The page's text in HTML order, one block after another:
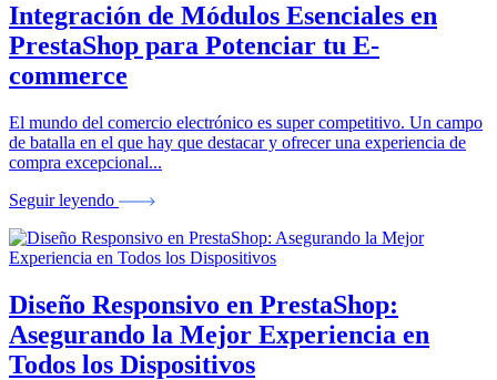
Integración de Módulos Esenciales en
PrestaShop para Potenciar tu E-
commerce
El mundo del comercio electrónico es super competitivo. Un campo
de batalla en el que hay que destacar y ofrecer una experiencia de
compra excepcional...
Seguir leyendo
Diseño Responsivo en PrestaShop:
Asegurando la Mejor Experiencia en
Todos los Dispositivos